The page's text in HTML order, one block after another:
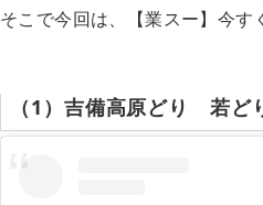
そこで今回は、【業スー】今
（1）吉備高原どり 若ど